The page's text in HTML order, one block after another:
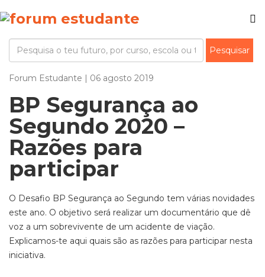
Forum Estudante | 06 agosto 2019
BP Segurança ao
Segundo 2020 –
Razões para
participar
O Desafio BP Segurança ao Segundo tem várias novidades
este ano. O objetivo será realizar um documentário que dê
voz a um sobrevivente de um acidente de viação.
Explicamos-te aqui quais são as razões para participar nesta
iniciativa.